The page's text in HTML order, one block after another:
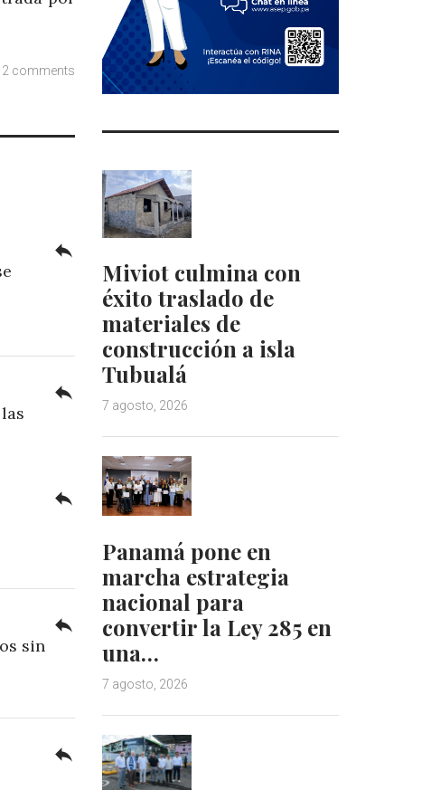
comments
reply
reply
reply
sin
reply
reply
Miviot culmina con
éxito traslado de
materiales de
construcción a isla
Tubualá
7 agosto, 2026
Panamá pone en
marcha estrategia
nacional para
convertir la Ley 285 en
una…
7 agosto, 2026